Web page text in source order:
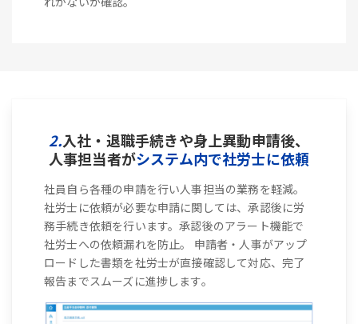
2.入社・退職手続きや身上異動申請後、
人事担当者がシステム内で社労士に依頼
社員自ら各種の申請を行い人事担当の業務を軽減。
社労士に依頼が必要な申請に関しては、承認後に労
務手続き依頼を行います。承認後のアラート機能で
社労士への依頼漏れを防止。 申請者・人事がアップ
ロードした書類を社労士が直接確認して対応、完了
報告までスムーズに進捗します。